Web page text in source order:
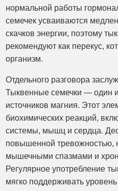
нормальной работы
семечек усваиваются
скачков энергии, поэтому
рекомендуют как перекус,
организм.
Отдельного разговора
Тыквенные семечки — один
источников магния. Этот
биохимических реакций,
системы, мышц и сердца.
повышенной тревожностью,
мышечными спазмами и
Регулярное употребление
мягко поддерживать